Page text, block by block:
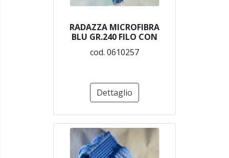
RADAZZA MICROFIBRA
BLU GR.240 FILO CON
cod. 0610257
Dettaglio